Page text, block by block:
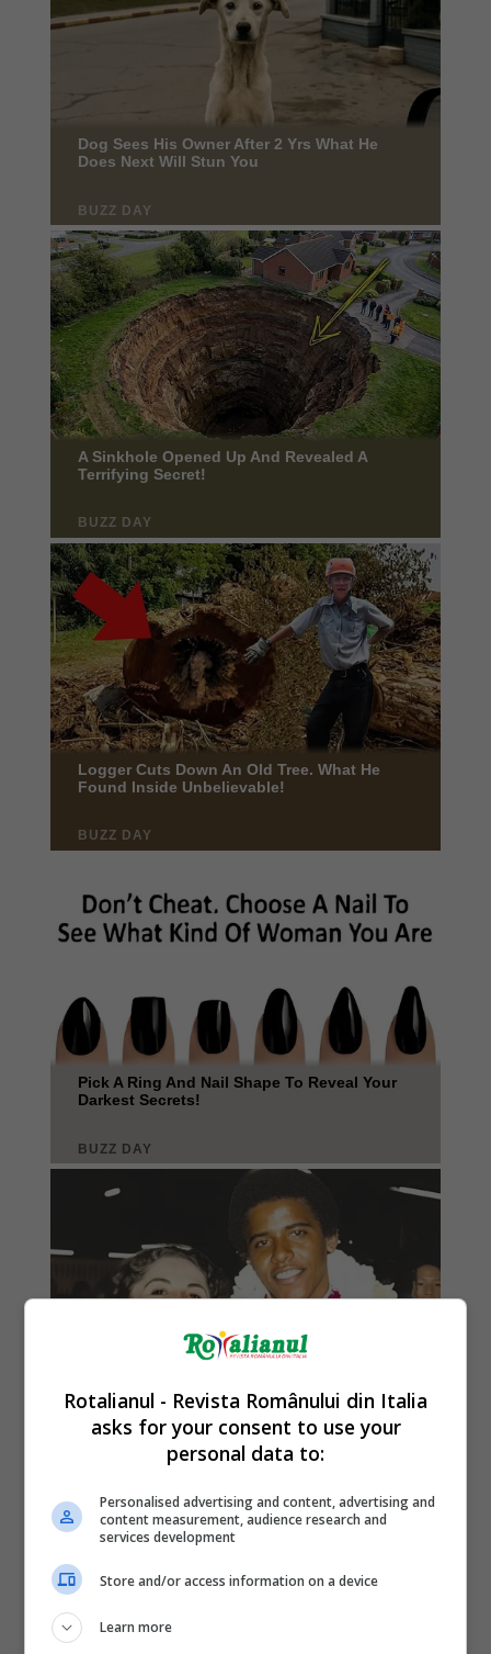
Rotalianul - Revista Românului din Italia
asks for your consent to use your
personal data to:
Personalised advertising and content, advertising and
content measurement, audience research and
services development
Store and/or access information on a device
Learn more